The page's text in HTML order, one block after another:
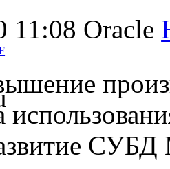
11:08 Oracle
СУБД